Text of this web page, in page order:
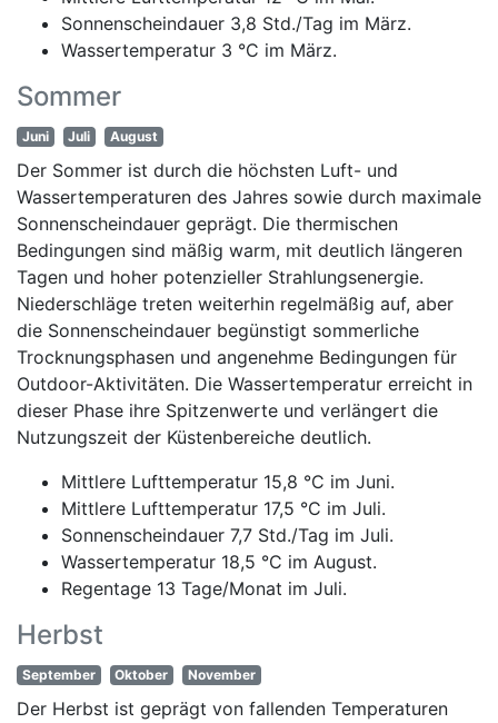
Sonnenscheindauer 3,8 Std./Tag im März.
Wassertemperatur 3 °C im März.
Sommer
Juni Juli August
Der Sommer ist durch die höchsten Luft- und
Wassertemperaturen des Jahres sowie durch maximale
Sonnenscheindauer geprägt. Die thermischen
Bedingungen sind mäßig warm, mit deutlich längeren
Tagen und hoher potenzieller Strahlungsenergie.
Niederschläge treten weiterhin regelmäßig auf, aber
die Sonnenscheindauer begünstigt sommerliche
Trocknungsphasen und angenehme Bedingungen für
Outdoor-Aktivitäten. Die Wassertemperatur erreicht in
dieser Phase ihre Spitzenwerte und verlängert die
Nutzungszeit der Küstenbereiche deutlich.
Mittlere Lufttemperatur 15,8 °C im Juni.
Mittlere Lufttemperatur 17,5 °C im Juli.
Sonnenscheindauer 7,7 Std./Tag im Juli.
Wassertemperatur 18,5 °C im August.
Regentage 13 Tage/Monat im Juli.
Herbst
September Oktober November
Der Herbst ist geprägt von fallenden Temperaturen